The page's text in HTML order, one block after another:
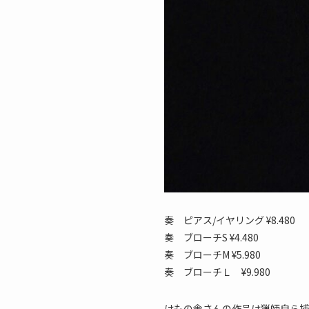
奏 ピアス/イヤリング ¥8.480
奏 ブローチS ¥4.480
奏 ブローチM ¥5.980
奏 ブローチＬ ¥9.980